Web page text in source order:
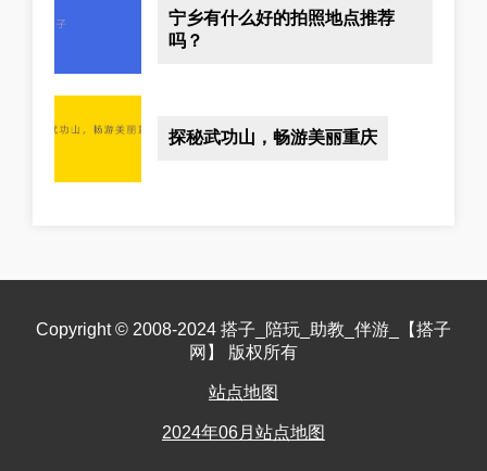
宁乡有什么好的拍照地点推荐
吗？
探秘武功山，畅游美丽重庆
Copyright © 2008-2024 搭子_陪玩_助教_伴游_【搭子
网】 版权所有
站点地图
2024年06月站点地图